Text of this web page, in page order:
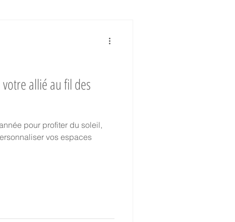
TVA réduite
allié au fil des
pour profiter du soleil,
vos espaces